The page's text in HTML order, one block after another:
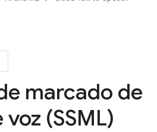
marcado de
(SSML)